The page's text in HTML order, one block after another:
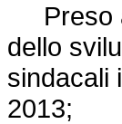
Preso
dello
sindacali
2013;